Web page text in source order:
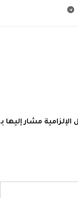
الإلزامية مشار إليها بـ